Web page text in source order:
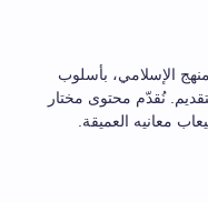
الإسلامي، بأسلوب
نُقدّم محتوى مختار
معانيه العميقة.